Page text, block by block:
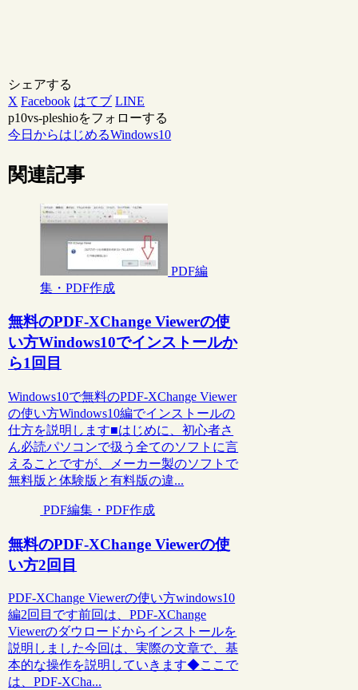
シェアする
X Facebook はてブ LINE
p10vs-pleshioをフォローする
今日からはじめるWindows10
関連記事
PDF編
集・PDF作成
無料のPDF-XChange Viewerの使
い方Windows10でインストールか
ら1回目
Windows10で無料のPDF-XChange Viewer
の使い方Windows10編でインストールの
仕方を説明します■はじめに、初心者さ
ん必読パソコンで扱う全てのソフトに言
えることですが、メーカー製のソフトで
無料版と体験版と有料版の違...
PDF編集・PDF作成
無料のPDF-XChange Viewerの使
い方2回目
PDF-XChange Viewerの使い方windows10
編2回目です前回は、PDF-XChange
Viewerのダウロードからインストールを
説明しました今回は、実際の文章で、基
本的な操作を説明していきます◆ここで
は、PDF-XCha...